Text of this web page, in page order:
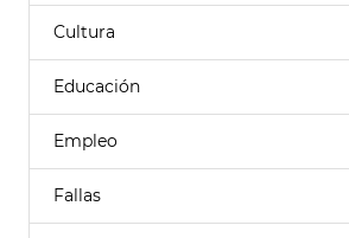
Cultura
Educación
Empleo
Fallas